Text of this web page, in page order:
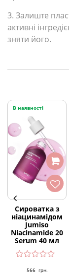
3. Залиште
активні
зняти його.
В наявності
Сироватка з
ніацинамідом
Jumiso
Niacinamide 20
Serum 40 мл
566 грн.